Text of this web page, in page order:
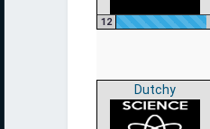
12
Dutchy